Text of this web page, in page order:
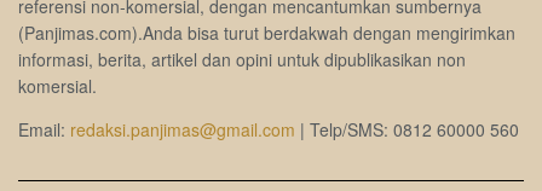
referensi non-komersial, dengan mencantumkan sumbernya
(Panjimas.com).Anda bisa turut berdakwah dengan mengirimkan
informasi, berita, artikel dan opini untuk dipublikasikan non
komersial.
Email: redaksi.panjimas@gmail.com | Telp/SMS: 0812 60000 560